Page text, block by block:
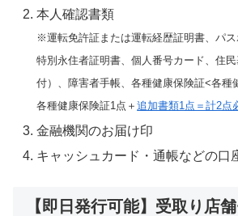
本人確認書類
※運転免許証または運転経歴証明書、パス
特別永住者証明書、個人番号カード、住
付）、障害者手帳、各種健康保険証<各種
各種健康保険証1点＋追加書類1点＝計2点
金融機関のお届け印
キャッシュカード・通帳などの口
【即日発行可能】受取り店